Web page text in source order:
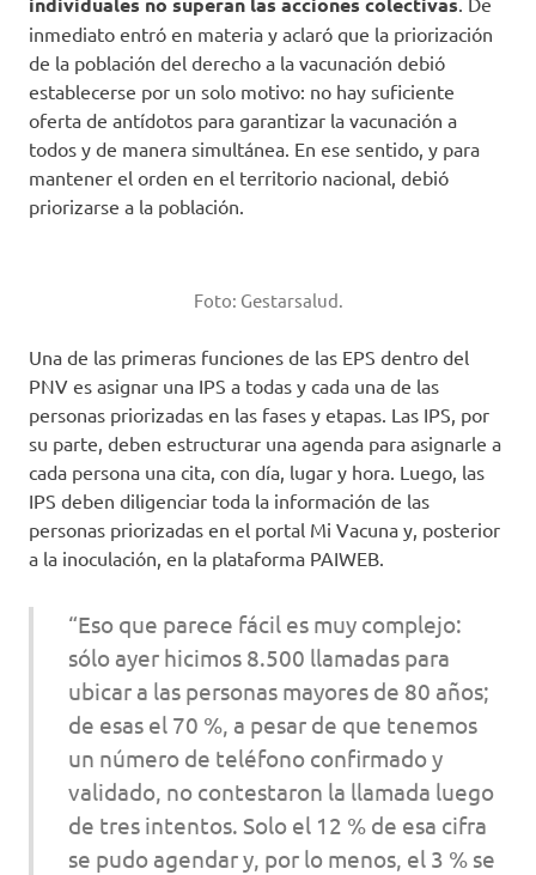
inmediato entró en materia y aclaró que la priorización
de la población del derecho a la vacunación debió
establecerse por un solo motivo: no hay suficiente
oferta de antídotos para garantizar la vacunación a
todos y de manera simultánea. En ese sentido, y para
mantener el orden en el territorio nacional, debió
priorizarse a la población.
Foto: Gestarsalud.
Una de las primeras funciones de las EPS dentro del
PNV es asignar una IPS a todas y cada una de las
personas priorizadas en las fases y etapas. Las IPS, por
su parte, deben estructurar una agenda para asignarle a
cada persona una cita, con día, lugar y hora. Luego, las
IPS deben diligenciar toda la información de las
personas priorizadas en el portal Mi Vacuna y, posterior
a la inoculación, en la plataforma PAIWEB.
“Eso que parece fácil es muy complejo:
sólo ayer hicimos 8.500 llamadas para
ubicar a las personas mayores de 80 años;
de esas el 70 %, a pesar de que tenemos
un número de teléfono confirmado y
validado, no contestaron la llamada luego
de tres intentos. Solo el 12 % de esa cifra
se pudo agendar y, por lo menos, el 3 % se